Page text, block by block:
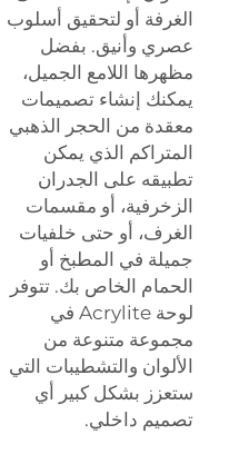
الغرفة أو لتحقيق أسلوب
عصري وأنيق. بفضل
مظهرها اللامع الجميل،
يمكنك إنشاء تصميمات
معقدة من الحجر الذهبي
المتراكم الذي يمكن
تطبيقه على الجدران
الزخرفية، أو مقسمات
الغرف، أو حتى خلفيات
جميلة في المطبخ أو
الحمام الخاص بك. تتوفر
لوحة Acrylite في
مجموعة متنوعة من
الألوان والتشطيبات التي
ستعزز بشكل كبير أي
تصميم داخلي.